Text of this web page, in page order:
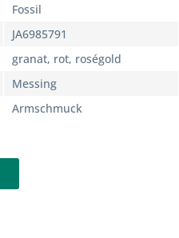
Fossil
JA6985791
granat, rot, roségold
Messing
Armschmuck